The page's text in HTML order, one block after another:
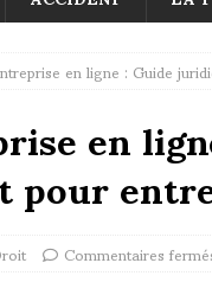
en ligne : Guide
en
Commentaires